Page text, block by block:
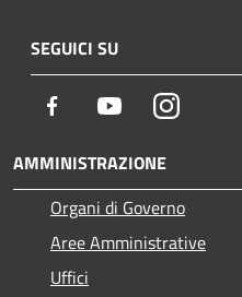
SEGUICI SU
Facebook YoutubeInstagram
AMMINISTRAZIONE
Organi di Governo
Aree Amministrative
Uffici